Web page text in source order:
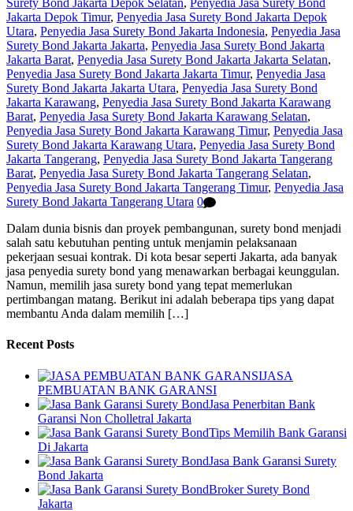
Jakarta Depok Timur, Penyedia Jasa Surety Bond Jakarta Depok
Utara, Penyedia Jasa Surety Bond Jakarta Indonesia, Penyedia Jasa
Surety Bond Jakarta Jakarta, Penyedia Jasa Surety Bond Jakarta
Jakarta Barat, Penyedia Jasa Surety Bond Jakarta Jakarta Selatan,
Penyedia Jasa Surety Bond Jakarta Jakarta Timur, Penyedia Jasa
Surety Bond Jakarta Jakarta Utara, Penyedia Jasa Surety Bond
Jakarta Karawang, Penyedia Jasa Surety Bond Jakarta Karawang
Barat, Penyedia Jasa Surety Bond Jakarta Karawang Selatan,
Penyedia Jasa Surety Bond Jakarta Karawang Timur, Penyedia Jasa
Surety Bond Jakarta Karawang Utara, Penyedia Jasa Surety Bond
Jakarta Tangerang, Penyedia Jasa Surety Bond Jakarta Tangerang
Barat, Penyedia Jasa Surety Bond Jakarta Tangerang Selatan,
Penyedia Jasa Surety Bond Jakarta Tangerang Timur, Penyedia Jasa
Surety Bond Jakarta Tangerang Utara 0
Dalam dunia bisnis dan proyek pembangunan, surety bond menjadi
salah satu kebutuhan penting untuk menjamin pelaksanaan
pekerjaan sesuai kontrak. Di kota besar seperti Jakarta, ada banyak
jasa penyedia surety bond yang menawarkan berbagai keunggulan.
Namun, memilih jasa surety bond yang tepat memerlukan
pertimbangan matang. Berikut ini adalah beberapa tips yang dapat
membantu Anda dalam memilih […]
Recent Posts
JASA
PEMBUATAN BANK GARANSI
Jasa Penerbitan Bank
Garansi Non Cholletral Jakarta
Tips Memilih Bank Garansi
Di Jakarta
Jasa Bank Garansi Surety
Bond Jakarta
Broker Surety Bond
Jakarta